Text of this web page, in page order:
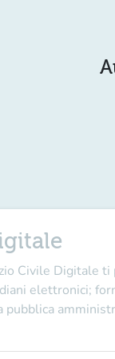
Civile Digitale ti
elettronici;
pubblica